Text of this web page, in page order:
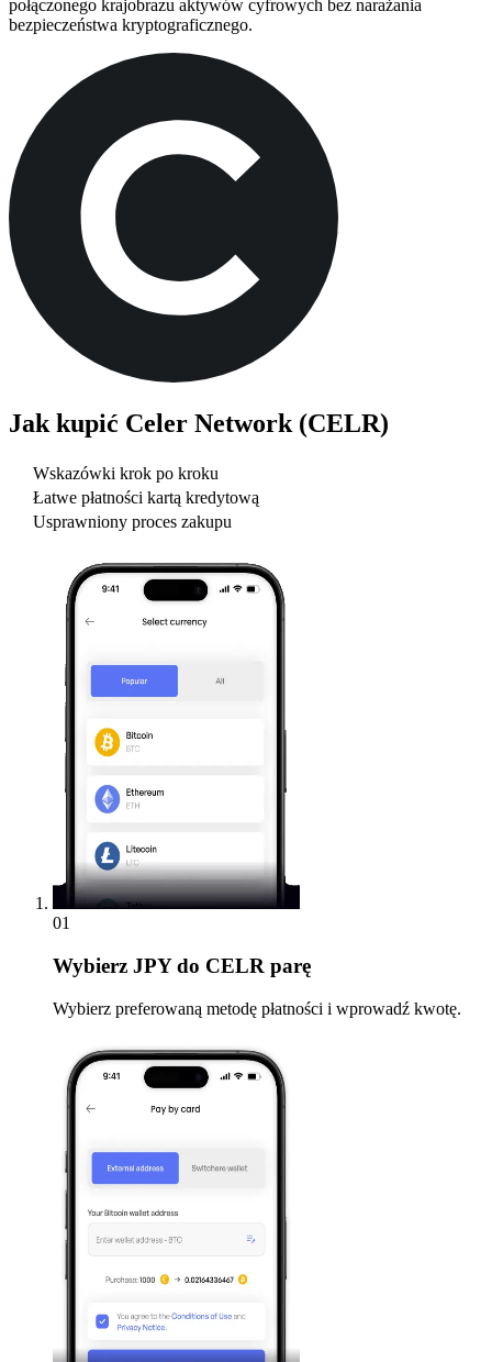
połączonego krajobrazu aktywów cyfrowych bez narażania
bezpieczeństwa kryptograficznego.
Jak kupić Celer Network (CELR)
Wskazówki krok po kroku
Łatwe płatności kartą kredytową
Usprawniony proces zakupu
01
Wybierz JPY do CELR parę
Wybierz preferowaną metodę płatności i wprowadź kwotę.